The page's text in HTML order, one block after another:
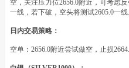
空，关注压力位2656.0附近，可考虑
一线，若下破，空头将测试2605.0一线
日内交易策略：
空单：2656.0附近尝试做空，止损